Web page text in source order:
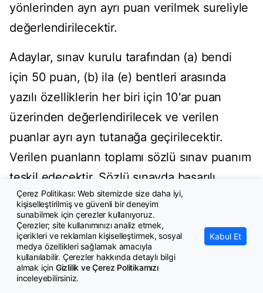
yönlerinden ayn ayrı puan verilmek sureliyle
değerlendirilecektir.
Adaylar, sınav kurulu tarafından (a) bendi
için 50 puan, (b) ila (e) bentleri arasında
yazılı özelliklerin her biri için 10'ar puan
üzerinden değerlendirilecek ve verilen
puanlar ayrı ayn tutanağa geçirilecektir.
Verilen puanlann toplamı sözlü sınav puanım
teşkil edecektir. Sözlü sınavda başarılı
sayılabilmek için bu puanın en az 70 olması
şarttır.
4.5. Giriş Sınavı Puanı, yazılı ve sözlü
puanların ortalamasından oluşacaktır.
Çerez Politikası: Web sitemizde size daha iyi,
kişiselleştirilmiş ve güvenli bir deneyim
sunabilmek için çerezler kullanıyoruz.
Çerezler; site kullanımınızı analiz etmek,
içerikleri ve reklamları kişiselleştirmek, sosyal
medya özellikleri sağlamak amacıyla
kullanılabilir. Çerezler hakkında detaylı bilgi
almak için Gizlilik ve Çerez Politikamızı
inceleyebilirsiniz.
Kabul Et